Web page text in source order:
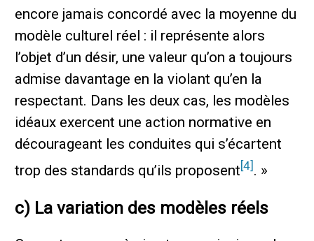
encore jamais concordé avec la moyenne du
modèle culturel réel : il représente alors
l’objet d’un désir, une valeur qu’on a toujours
admise davantage en la violant qu’en la
respectant. Dans les deux cas, les modèles
idéaux exercent une action normative en
décourageant les conduites qui s’écartent
trop des standards qu’ils proposent [4] . »
c) La variation des modèles réels